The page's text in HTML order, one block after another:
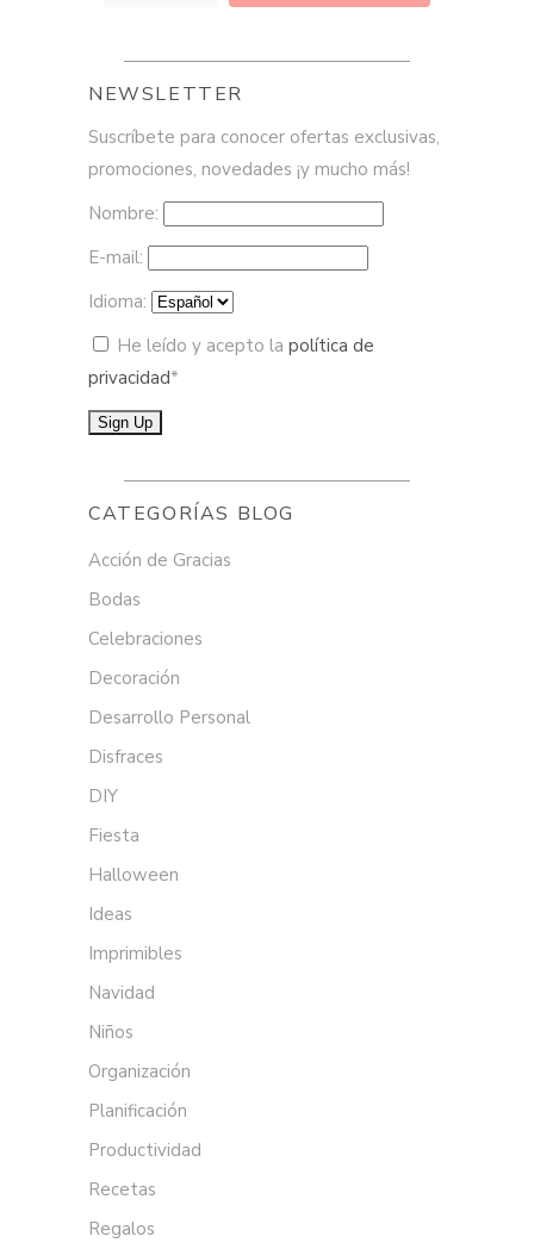
NEWSLETTER
Suscríbete para conocer ofertas exclusivas,
promociones, novedades ¡y mucho más!
Nombre:
E-mail:
Idioma:
He leído y acepto la política de
privacidad*
CATEGORÍAS BLOG
Acción de Gracias
Bodas
Celebraciones
Decoración
Desarrollo Personal
Disfraces
DIY
Fiesta
Halloween
Ideas
Imprimibles
Navidad
Niños
Organización
Planificación
Productividad
Recetas
Regalos